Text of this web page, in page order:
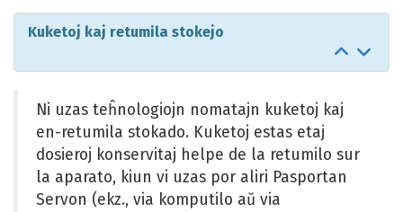
Kuketoj kaj retumila stokejo
al
Salti
al
Ni uzas teĥnologiojn nomatajn kuketoj kaj
en-retumila stokado. Kuketoj estas etaj
dosieroj konservitaj helpe de la retumilo sur
la aparato, kiun vi uzas por aliri Pasportan
Servon (ekz., via komputilo aŭ via